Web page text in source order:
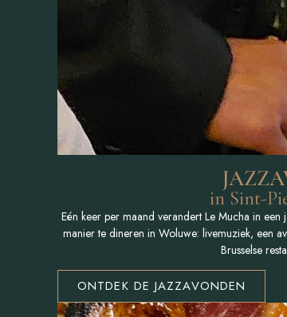
in Sint-
Eén keer per maand verandert Le Mucha in
manier te dineren in Woluwe: livemuziek, een
Brusselse
ONTDEK DE JAZZAVONDEN